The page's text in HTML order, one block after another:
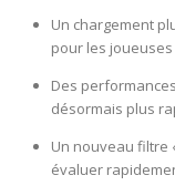
Un chargement
pour les
Des
désormais plus
Un nouveau filtre
évaluer